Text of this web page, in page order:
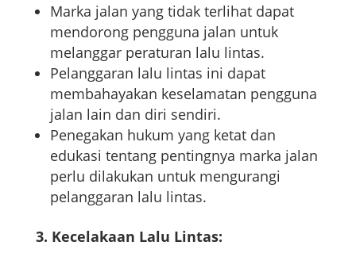
Marka jalan yang tidak terlihat dapat
mendorong pengguna jalan untuk
melanggar peraturan lalu lintas.
Pelanggaran lalu lintas ini dapat
membahayakan keselamatan pengguna
jalan lain dan diri sendiri.
Penegakan hukum yang ketat dan
edukasi tentang pentingnya marka jalan
perlu dilakukan untuk mengurangi
pelanggaran lalu lintas.
3. Kecelakaan Lalu Lintas: